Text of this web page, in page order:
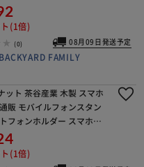
ダー ホルダー スマホ 卓上
ォン 横置き 縦置き 富士山
(1倍)
(0) 08月09日発送予定
BACKYARD FAMILY
ット 茶谷産業 木製 スマホ
販 モバイルフォンスタン
フォンホルダー スマホ置
ース 携帯置き スマートフ
ド 携帯スタンド 小物ケー
室
(1倍)